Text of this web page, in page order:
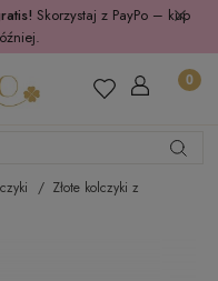
Skorzystaj z PayPo – kup
Złote kolczyki z